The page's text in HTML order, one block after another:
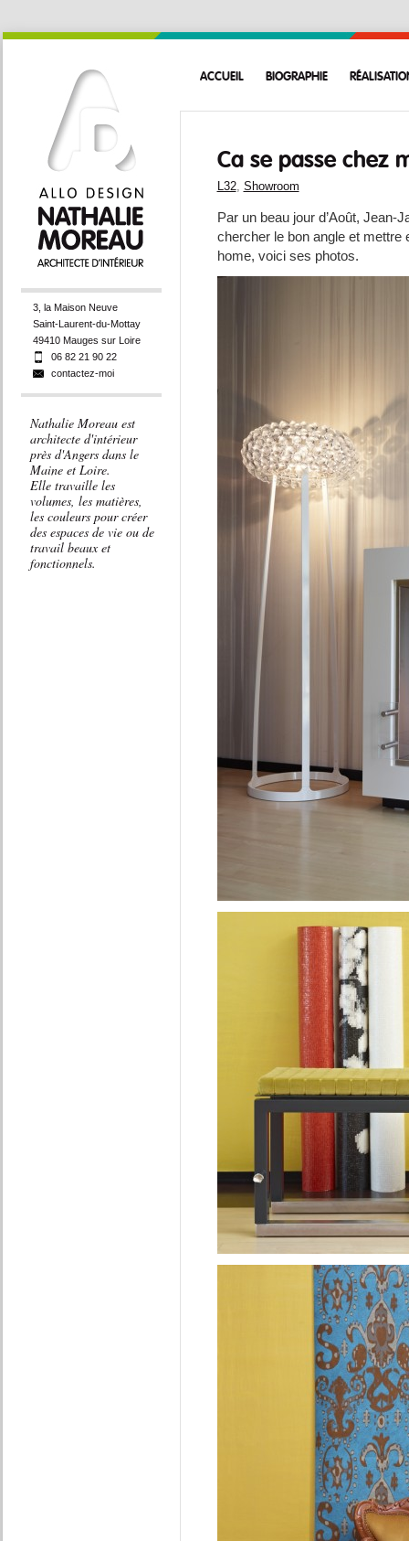
ACCUEIL BIOGRAPHIE
3, la Maison Neuve
Saint-Laurent-du-Mottay
49410 Mauges sur Loire
06 82 21 90 22
contactez-moi
Nathalie Moreau est
architecte d'intérieur
près d'Angers dans le
Maine et Loire.
Elle travaille les
volumes, les matières,
les couleurs pour créer
des espaces de vie ou de
travail beaux et
fonctionnels.
Ca se passe chez
L32, Showroom
Par un beau jour d’Août, Jean-
chercher le bon angle et mettre
home, voici ses photos.